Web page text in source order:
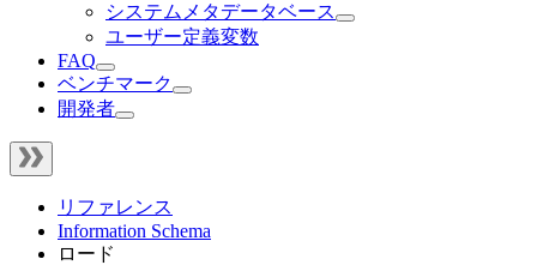
システムメタデータベース
ユーザー定義変数
FAQ
ベンチマーク
開発者
リファレンス
Information Schema
ロード